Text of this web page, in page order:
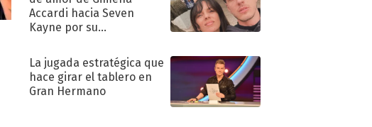
Accardi hacia Seven
Kayne por su
La jugada estratégica que
hace girar el tablero en
Gran Hermano